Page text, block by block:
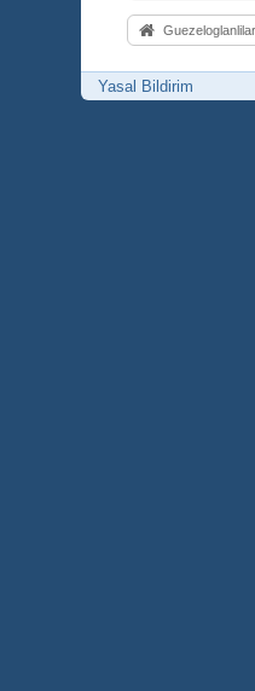
Yasal Bildirim